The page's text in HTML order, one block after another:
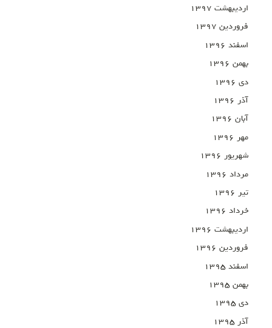
اردیبهشت ۱۳۹۷
فروردین ۱۳۹۷
اسفند ۱۳۹۶
بهمن ۱۳۹۶
دی ۱۳۹۶
آذر ۱۳۹۶
آبان ۱۳۹۶
مهر ۱۳۹۶
شهریور ۱۳۹۶
مرداد ۱۳۹۶
تیر ۱۳۹۶
خرداد ۱۳۹۶
اردیبهشت ۱۳۹۶
فروردین ۱۳۹۶
اسفند ۱۳۹۵
بهمن ۱۳۹۵
دی ۱۳۹۵
آذر ۱۳۹۵